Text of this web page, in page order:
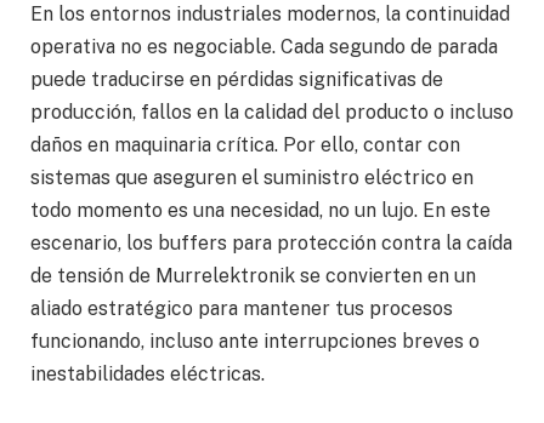
En los entornos industriales modernos, la continuidad
operativa no es negociable. Cada segundo de parada
puede traducirse en pérdidas significativas de
producción, fallos en la calidad del producto o incluso
daños en maquinaria crítica. Por ello, contar con
sistemas que aseguren el suministro eléctrico en
todo momento es una necesidad, no un lujo. En este
escenario, los buffers para protección contra la caída
de tensión de Murrelektronik se convierten en un
aliado estratégico para mantener tus procesos
funcionando, incluso ante interrupciones breves o
inestabilidades eléctricas.